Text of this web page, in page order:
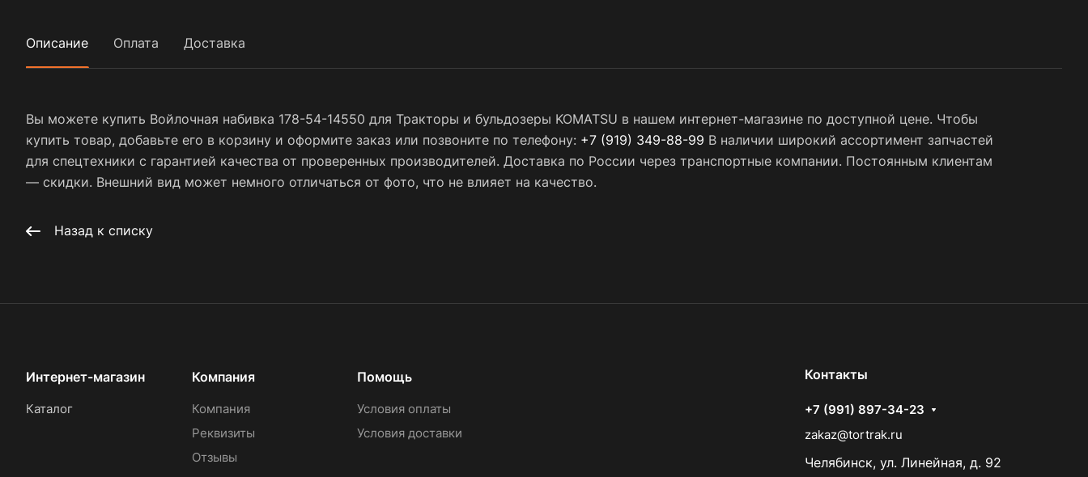
Описание Оплата Доставка
Вы можете купить Войлочная набивка 178-54-14550 для Тракторы и бульдозеры KOMATSU в нашем интернет-магазине по доступной цене. Чтобы
купить товар, добавьте его в корзину и оформите заказ или позвоните по телефону: +7 (919) 349-88-99 В наличии широкий ассортимент запчастей
для спецтехники с гарантией качества от проверенных производителей. Доставка по России через транспортные компании. Постоянным клиентам
— скидки. Внешний вид может немного отличаться от фото, что не влияет на качество.
Назад к списку
Интернет-магазин
Каталог
Компания
Компания
Реквизиты
Отзывы
Помощь
Условия оплаты
Условия доставки
Контакты
+7 (991) 897-34-23
zakaz@tortrak.ru
Челябинск, ул. Линейная, д. 92